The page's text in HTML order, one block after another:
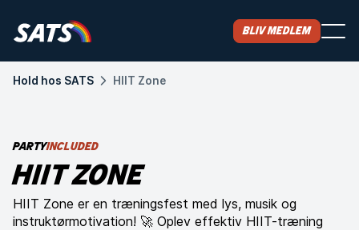
Bliv medlem
Hold hos SATS HIIT Zone
PARTYINCLUDED
HIIT ZONE
HIIT Zone er en træningsfest med lys, musik og
instruktørmotivation! 🚀 Oplev effektiv HIIT-træning